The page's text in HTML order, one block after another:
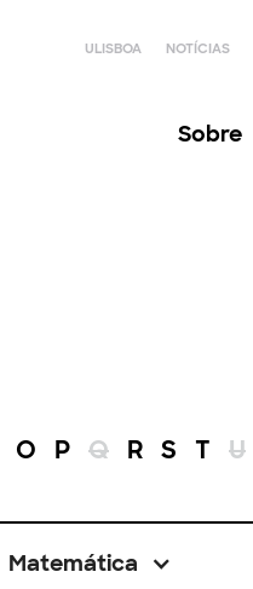
ULISBOA NOTÍCIAS
Sobre
O P Q R S T U
Matemática